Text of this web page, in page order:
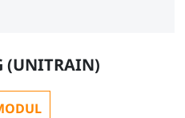
(UNITRAIN)